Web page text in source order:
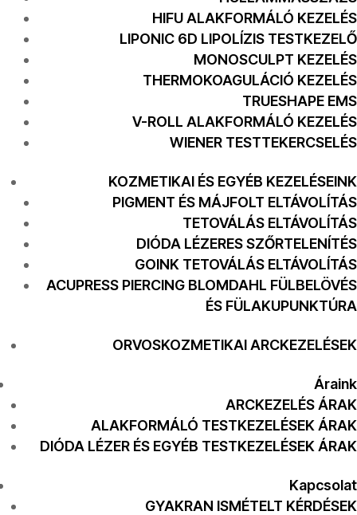
HIFU ALAKFORMÁLÓ KEZELÉS
LIPONIC 6D LIPOLÍZIS TESTKEZELŐ
MONOSCULPT KEZELÉS
THERMOKOAGULÁCIÓ KEZELÉS
TRUESHAPE EMS
V-ROLL ALAKFORMÁLÓ KEZELÉS
WIENER TESTTEKERCSELÉS
KOZMETIKAI ÉS EGYÉB KEZELÉSEINK
PIGMENT ÉS MÁJFOLT ELTÁVOLÍTÁS
TETOVÁLÁS ELTÁVOLÍTÁS
DIÓDA LÉZERES SZŐRTELENÍTÉS
GOINK TETOVÁLÁS ELTÁVOLÍTÁS
ACUPRESS PIERCING BLOMDAHL FÜLBELÖVÉS
ÉS FÜLAKUPUNKTÚRA
ORVOSKOZMETIKAI ARCKEZELÉSEK
Áraink
ARCKEZELÉS ÁRAK
ALAKFORMÁLÓ TESTKEZELÉSEK ÁRAK
DIÓDA LÉZER ÉS EGYÉB TESTKEZELÉSEK ÁRAK
Kapcsolat
GYAKRAN ISMÉTELT KÉRDÉSEK